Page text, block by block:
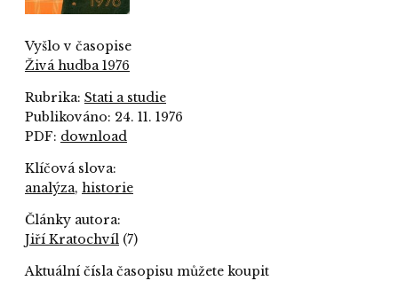
Vyšlo v časopise
Živá hudba 1976
Rubrika: Stati a studie
Publikováno: 24. 11. 1976
PDF: download
Klíčová slova:
analýza, historie
Články autora:
Jiří Kratochvíl (7)
Aktuální čísla časopisu můžete koupit